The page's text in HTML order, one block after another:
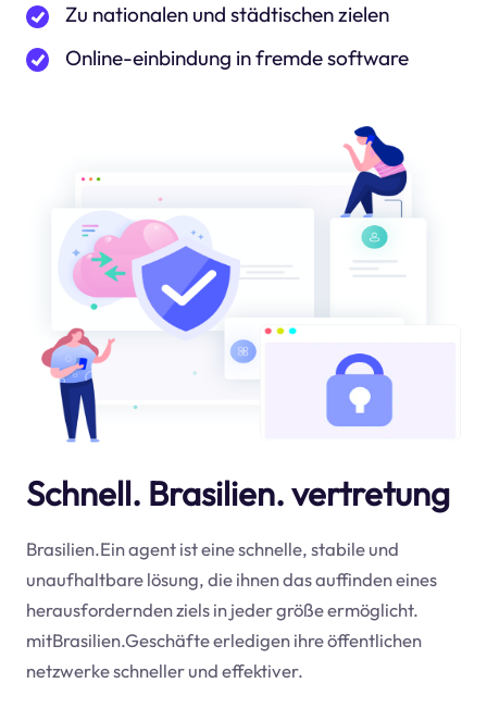
Zu nationalen und städtischen zielen
Online-einbindung in fremde software
Schnell. Brasilien. vertretung
Brasilien.Ein agent ist eine schnelle, stabile und
unaufhaltbare lösung, die ihnen das auffinden eines
herausfordernden ziels in jeder größe ermöglicht.
mitBrasilien.Geschäfte erledigen ihre öffentlichen
netzwerke schneller und effektiver.